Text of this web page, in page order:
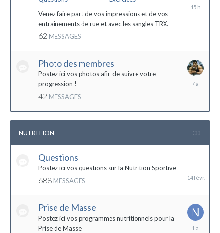
Venez faire part de vos impressions et de vos
entrainements de rue et avec les sangles TRX.
62 MESSAGES
Photo des membres
Postez ici vos photos afin de suivre votre
progression !
42 MESSAGES
18
NUTRITION
Questions
Postez ici vos questions sur la Nutrition Sportive
688 MESSAGES
Prise de Masse
Postez ici vos programmes nutritionnels pour la
Prise de Masse
19